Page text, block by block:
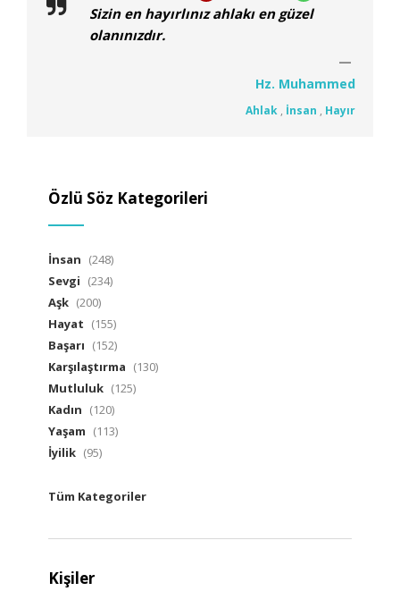
Sizin en hayırlınız ahlakı en güzel
olanınızdır.
Hz. Muhammed
Ahlak , İnsan , Hayır
Özlü Söz Kategorileri
İnsan (248)
Sevgi (234)
Aşk (200)
Hayat (155)
Başarı (152)
Karşılaştırma (130)
Mutluluk (125)
Kadın (120)
Yaşam (113)
İyilik (95)
Tüm Kategoriler
Kişiler